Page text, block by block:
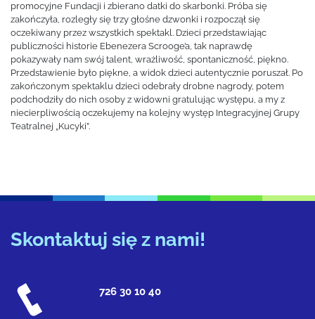
promocyjne Fundacji i zbierano datki do skarbonki. Próba się
zakończyła, rozległy się trzy głośne dzwonki i rozpoczął się
oczekiwany przez wszystkich spektakl. Dzieci przedstawiając
publiczności historie Ebenezera Scrooge’a, tak naprawdę
pokazywały nam swój talent, wrażliwość, spontaniczność, piękno.
Przedstawienie było piękne, a widok dzieci autentycznie poruszał. Po
zakończonym spektaklu dzieci odebrały drobne nagrody, potem
podchodziły do nich osoby z widowni gratulując występu, a my z
niecierpliwością oczekujemy na kolejny występ Integracyjnej Grupy
Teatralnej „Kucyki”.
Skontaktuj się z nami!
726 30 10 40